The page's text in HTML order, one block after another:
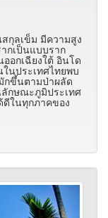
กุลเข็ม มีความสูง
กเป็นแบบราก
อกเฉียงใต้ อินโด
นประเทศไทยพบ
กขึ้นตามป่าผลัด
กษณะภูมิประเทศ
ดีในทุกภาคของ